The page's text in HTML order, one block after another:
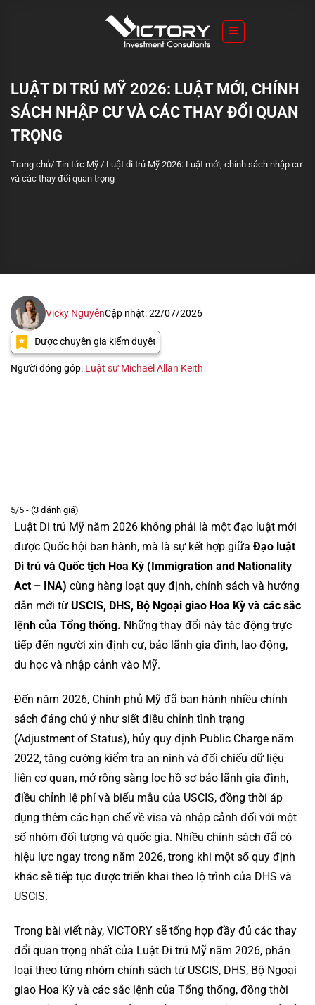
LUẬT DI TRÚ MỸ 2026: LUẬT MỚI, CHÍNH
SÁCH NHẬP CƯ VÀ CÁC THAY ĐỔI QUAN
TRỌNG
Trang chủ/ Tin tức Mỹ / Luật di trú Mỹ 2026: Luật mới, chính sách nhập cư
và các thay đổi quan trọng
Vicky NguyễnCập nhật: 22/07/2026
Được chuyên gia kiểm duyệt
Người đóng góp: Luật sư Michael Allan Keith
5/5 - (3 đánh giá)
Luật Di trú Mỹ năm 2026 không phải là một đạo luật mới
được Quốc hội ban hành, mà là sự kết hợp giữa Đạo luật
Di trú và Quốc tịch Hoa Kỳ (Immigration and Nationality
Act – INA) cùng hàng loạt quy định, chính sách và hướng
dẫn mới từ USCIS, DHS, Bộ Ngoại giao Hoa Kỳ và các sắc
lệnh của Tổng thống. Những thay đổi này tác động trực
tiếp đến người xin định cư, bảo lãnh gia đình, lao động,
du học và nhập cảnh vào Mỹ.
Đến năm 2026, Chính phủ Mỹ đã ban hành nhiều chính
sách đáng chú ý như siết điều chỉnh tình trạng
(Adjustment of Status), hủy quy định Public Charge năm
2022, tăng cường kiểm tra an ninh và đối chiếu dữ liệu
liên cơ quan, mở rộng sàng lọc hồ sơ bảo lãnh gia đình,
điều chỉnh lệ phí và biểu mẫu của USCIS, đồng thời áp
dụng thêm các hạn chế về visa và nhập cảnh đối với một
số nhóm đối tượng và quốc gia. Nhiều chính sách đã có
hiệu lực ngay trong năm 2026, trong khi một số quy định
khác sẽ tiếp tục được triển khai theo lộ trình của DHS và
USCIS.
Trong bài viết này, VICTORY sẽ tổng hợp đầy đủ các thay
đổi quan trọng nhất của Luật Di trú Mỹ năm 2026, phân
loại theo từng nhóm chính sách từ USCIS, DHS, Bộ Ngoại
giao Hoa Kỳ và các sắc lệnh của Tổng thống, đồng thời